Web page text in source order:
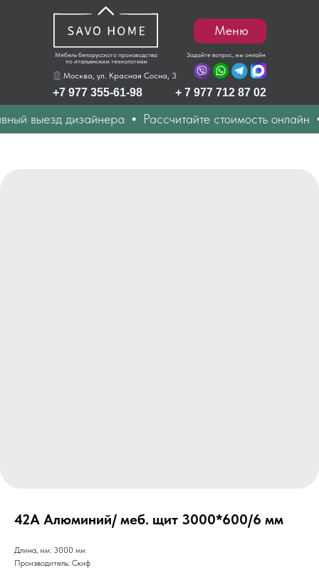
Мебель белорусского производства
по итальянским технологиям
+7 977 355-61-98
Задайте вопрос, мы онлайн
Москва, ул. Красная Сосна, 3
+ 7 977 712 87 02
Меню
выезд дизайнера Рассчитайте стоимость онлайн
42А Алюминий/ меб. щит 3000*600/6 мм
Длина, мм: 3000 мм
Производитель: Скиф